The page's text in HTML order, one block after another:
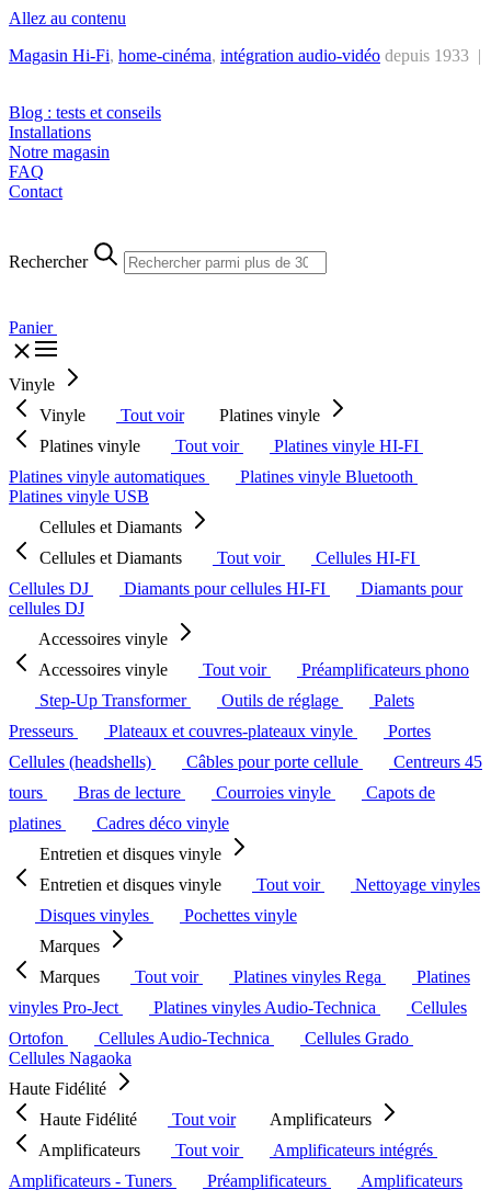
Allez au contenu
Magasin Hi-Fi, home-cinéma, intégration audio-vidéo depuis 1933 |
Blog : tests et conseils
Installations
Notre magasin
FAQ
Contact
Rechercher
Panier
Vinyle
Vinyle
Tout voir
Platines vinyle
Platines vinyle
Tout voir
Platines vinyle HI-FI
Platines vinyle automatiques
Platines vinyle Bluetooth
Platines vinyle USB
Cellules et Diamants
Cellules et Diamants
Tout voir
Cellules HI-FI
Cellules DJ
Diamants pour cellules HI-FI
Diamants pour
cellules DJ
Accessoires vinyle
Accessoires vinyle
Tout voir
Préamplificateurs phono
Step-Up Transformer
Outils de réglage
Palets
Presseurs
Plateaux et couvres-plateaux vinyle
Portes
Cellules (headshells)
Câbles pour porte cellule
Centreurs 45
tours
Bras de lecture Courroies vinyle
Capots de
platines
Cadres déco vinyle
Entretien et disques vinyle
Entretien et disques vinyle
Tout voir
Nettoyage vinyles
Disques vinyles
Pochettes vinyle
Marques
Marques
Tout voir Platines vinyles Rega
Platines
vinyles Pro-Ject
Platines vinyles Audio-Technica
Cellules
Ortofon
Cellules Audio-Technica
Cellules Grado
Cellules Nagaoka
Haute Fidélité
Haute Fidélité
Tout voir
Amplificateurs
Amplificateurs
Tout voir
Amplificateurs intégrés
Amplificateurs - Tuners
Préamplificateurs
Amplificateurs